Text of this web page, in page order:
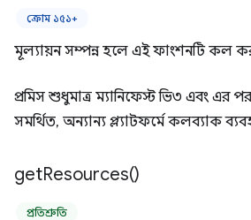
ক্রোম ১৫১+
মূল্যায়ন সম্পন্ন হলে এই ফাংশনটি কল
প্রমিস শুধুমাত্র ম্যানিফেস্ট ভি৩ এবং এর
সমর্থিত, অন্যান্য প্ল্যাটফর্মে কলব্যাক
getResources()
প্রতিশ্রুতি